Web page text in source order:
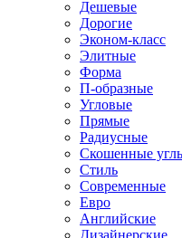
Дешевые
Дорогие
Эконом-класс
Элитные
Форма
П-образные
Угловые
Прямые
Радиусные
Скошенные
Стиль
Современные
Евро
Английские
Дизайнерские